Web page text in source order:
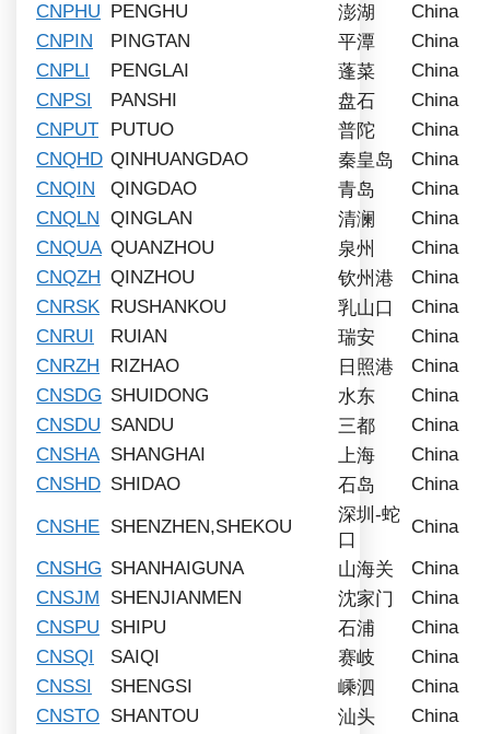
CNPHU PENGHU 澎湖
China
CNPIN
PINGTAN 平潭
China
CNPLI
PENGLAI 蓬菜
China
CNPSI
PANSHI 盘石
China
CNPUT
PUTUO 普陀
China
CNQHD QINHUANGDAO 秦皇岛
China
CNQIN
QINGDAO 青岛
China
CNQLN QINGLAN 清澜
China
CNQUA QUANZHOU 泉州
China
CNQZH QINZHOU 钦州港
China
CNRSK RUSHANKOU 乳山口
China
CNRUI
RUIAN 瑞安
China
CNRZH
RIZHAO 日照港
China
CNSDG SHUIDONG 水东
China
CNSDU SANDU 三都
China
CNSHA SHANGHAI 上海
China
CNSHD SHIDAO 石岛 China
CNSHE SHENZHEN,SHEKOU
深圳-蛇
口
China
CNSHG SHANHAIGUNA 山海关
China
CNSJM
SHENJIANMEN 沈家门
China
CNSPU
SHIPU 石浦
China
CNSQI
SAIQI 赛岐
China
CNSSI
SHENGSI 嵊泗
China
CNSTO SHANTOU 汕头
China